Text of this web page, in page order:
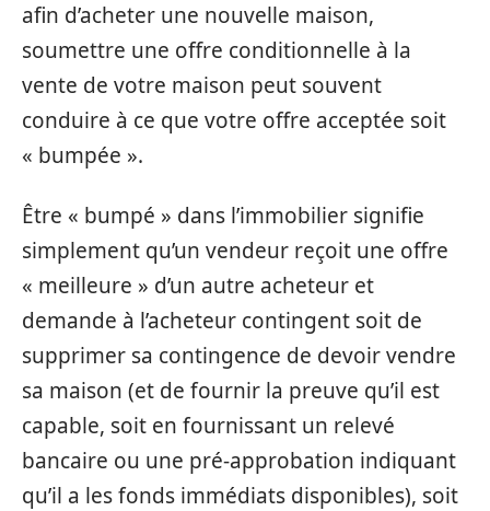
afin d’acheter une nouvelle maison,
soumettre une offre conditionnelle à la
vente de votre maison peut souvent
conduire à ce que votre offre acceptée soit
« bumpée ».
Être « bumpé » dans l’immobilier signifie
simplement qu’un vendeur reçoit une offre
« meilleure » d’un autre acheteur et
demande à l’acheteur contingent soit de
supprimer sa contingence de devoir vendre
sa maison (et de fournir la preuve qu’il est
capable, soit en fournissant un relevé
bancaire ou une pré-approbation indiquant
qu’il a les fonds immédiats disponibles), soit